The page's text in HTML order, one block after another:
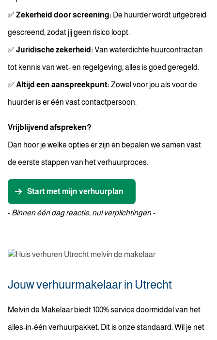
✅ Zekerheid door screening: De huurder wordt uitgebreid
gescreend, zodat jij geen risico loopt.
✅ Juridische zekerheid: Van waterdichte huurcontracten
tot kennis van wet- en regelgeving, alles is goed geregeld.
✅ Altijd een aanspreekpunt: Zowel voor jou als voor de
huurder is er één vast contactpersoon.
Vrijblijvend afspreken?
Dan hoor je welke opties er zijn en bepalen we samen vast
de eerste stappen van het verhuurproces.
Start met mijn verhuurplan
- Binnen één dag reactie, nul verplichtingen -
Jouw verhuurmakelaar in Utrecht
Melvin de Makelaar biedt 100% service doormiddel van het
alles-in-één verhuurpakket. Dit is onze standaard. Wil je net